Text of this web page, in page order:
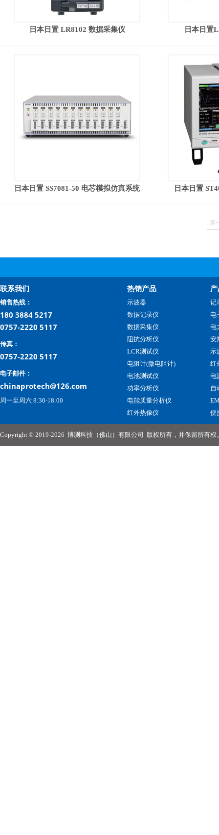
日本日置 LR8102 数据采集仪 日本日置
日本日置 SS7081-50 电芯模拟仿真系统 日本日置
第
联系我们
销售热线：
180 3884 5217
0757-2220 5117
传真：
0757-2220 5117
电子邮件：
chinaprotech@126.com
周一至周六 8:30-18:00
热销产品
示波器
数据记录仪
数据采集仪
阻抗分析仪
LCR测试仪
电阻计(微电阻计)
电池测试仪
功率分析仪
电能质量分析仪
红外热像仪
记
电
电
安
示
红
电
自
便
Copyright © 2019-2026 博测科技（佛山）有限公司 版权所有，并保留所有